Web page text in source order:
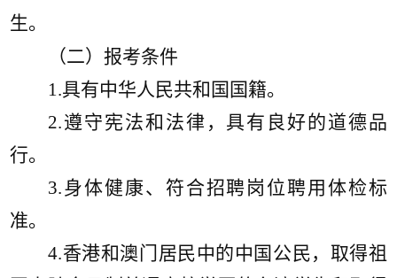
生。
（二）报考条件
1.具有中华人民共和国国籍。
2.遵守宪法和法律，具有良好的道德品
行。
3.身体健康、符合招聘岗位聘用体检标
准。
4.香港和澳门居民中的中国公民，取得祖